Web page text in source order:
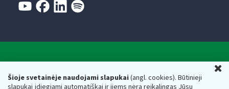
Šioje svetainėje naudojami slapukai(angl. cookies). Būtinieji
slapukai įdiegiami automatiškai ir jiems nėra reikalingas Jūsų
Respublikos finansų ministerijos